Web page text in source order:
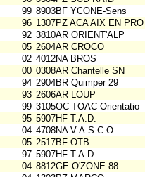
99 8903BF YCONE-Sens
96 1307PZ ACA AIX EN
92 3810AR ORIENT'ALP
05 2604AR CROCO
02 4012NA BROS
00 0308AR Chantelle SN
94 2904BR Quimper 29
93 2606AR LOUP
99 3105OC TOAC Orientatio
95 5907HF T.A.D.
04 4708NA V.A.S.C.O.
05 2517BF OTB
97 5907HF T.A.D.
04 8812GE O'ZONE 88